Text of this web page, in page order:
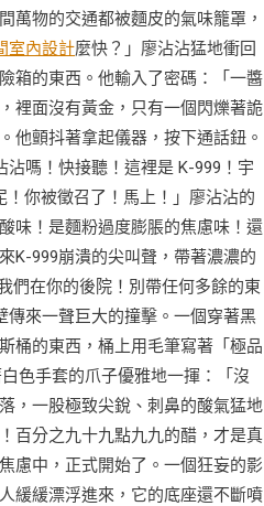
萬物的交通都被麵皮的氣味籠罩，
室內設計麼快？」廖沾沾猛地衝回
箱的東西。他輸入了密碼：「一醬
裡面沒有黃金，只有一個閃爍著詭
他顫抖著拿起儀器，按下通話鈕。
嗎！快接聽！這裡是 K-999！宇
！你被徵召了！馬上！」廖沾沾的
味！是麵粉過度膨脹的焦慮味！還
K-999崩潰的尖叫聲，帶著濃濃的
們在你的後院！別帶任何多餘的東
來一聲巨大的撞擊。一個穿著黑
桶的東西，桶上用毛筆寫著「極品
色手套的爪子優雅地一揮：「沒
，一股極致尖銳、刺鼻的酸氣猛地
百分之九十九點九九的醋，才是真
慮中，正式開始了。一個狂妄的影
緩緩漂浮進來，它的底座還不斷噴